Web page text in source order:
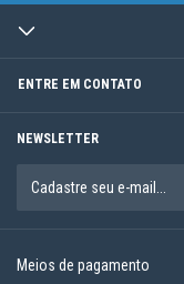
ENTRE EM CONTATO
NEWSLETTER
Meios de pagamento